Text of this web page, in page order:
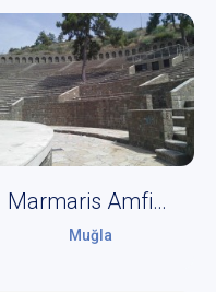
Marmaris Amfitiyatro
Muğla